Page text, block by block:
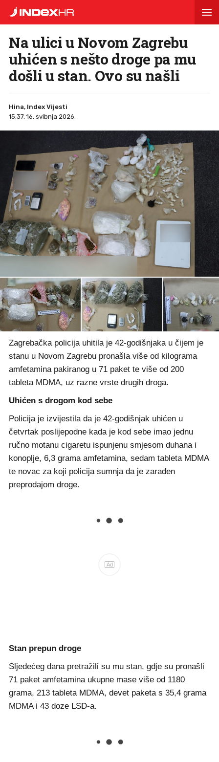
Na ulici u Novom Zagrebu
uhićen s nešto droge pa mu
došli u stan. Ovo su našli
Hina, Index Vijesti
15:37, 16. svibnja 2026.
Zagrebačka policija uhitila je 42-godišnjaka u čijem je
stanu u Novom Zagrebu pronašla više od kilograma
amfetamina pakiranog u 71 paket te više od 200
tableta MDMA, uz razne vrste drugih droga.
Uhićen s drogom kod sebe
Policija je izvijestila da je 42-godišnjak uhićen u
četvrtak poslijepodne kada je kod sebe imao jednu
ručno motanu cigaretu ispunjenu smjesom duhana i
konoplje, 6,3 grama amfetamina, sedam tableta MDMA
te novac za koji policija sumnja da je zarađen
preprodajom droge.
Ad
Stan prepun droge
Sljedećeg dana pretražili su mu stan, gdje su pronašli
71 paket amfetamina ukupne mase više od 1180
grama, 213 tableta MDMA, devet paketa s 35,4 grama
MDMA i 43 doze LSD-a.